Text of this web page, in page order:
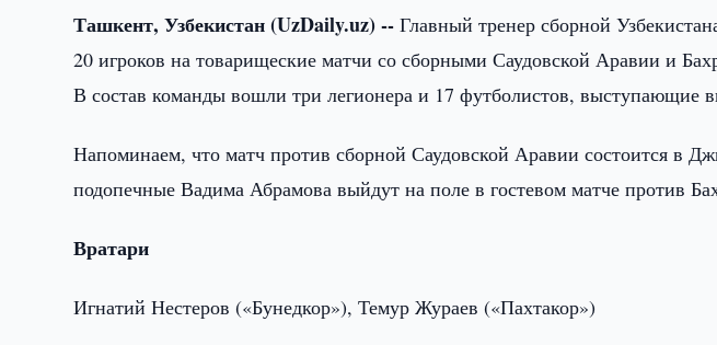
Ташкент, Узбекистан (UzDaily.uz) -- Главный тренер сборной
20 игроков на товарищеские матчи со сборными Саудовской Аравии и
В состав команды вошли три легионера и 17 футболистов, выступающие
Напоминаем, что матч против сборной Саудовской Аравии состоится в
подопечные Вадима Абрамова выйдут на поле в гостевом матче против
Вратари
Игнатий Нестеров («Бунедкор»), Темур Жураев («Пахтакор»)